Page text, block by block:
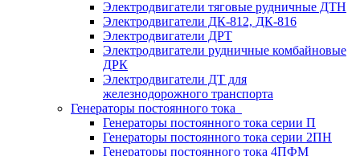
Электродвигатели тяговые рудничные ДТН
Электродвигатели ДК-812, ДК-816
Электродвигатели ДРТ
Электродвигатели рудничные комбайновые
ДРК
Электродвигатели ДТ для
железнодорожного транспорта
Генераторы постоянного тока
Генераторы постоянного тока серии П
Генераторы постоянного тока серии 2ПН
Генераторы постоянного тока 4ПФМ